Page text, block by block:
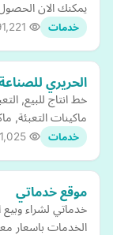
يمكنك الان
خدمات
الحريري
خط انتاج للبيع,
ماكينات التعبئة,
خدمات
موقع خدماتي
خدماتي لشراء
الخدمات باسعار